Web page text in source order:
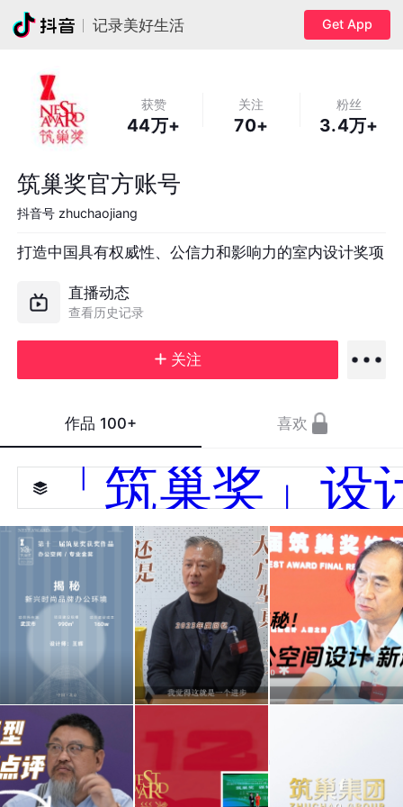
记录美好生活 Get App
获赞
44万+
关注
70+
粉丝
3.4万+
筑巢奖官方账号
抖音号 zhuchaojiang
打造中国具有权威性、公信力和影响力的室内设计奖项
直播动态
查看历史记录
关注
作品 100+ 喜欢
「筑巢奖」设
这个
新兴
大户
型是
国内